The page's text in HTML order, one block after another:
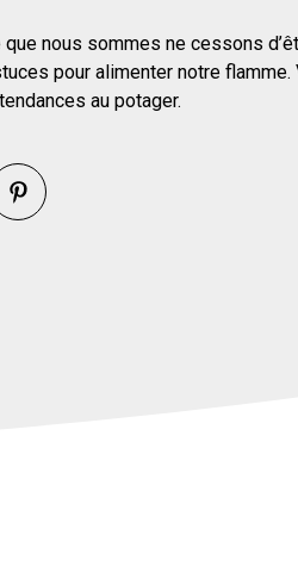
nous sommes ne cessons
pour alimenter notre
au potager.